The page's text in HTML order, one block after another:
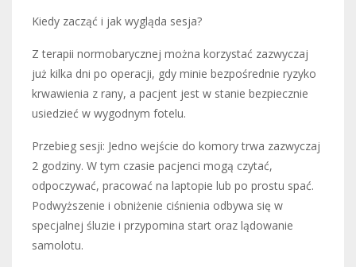
Kiedy zacząć i jak wygląda sesja?
Z terapii normobarycznej można korzystać zazwyczaj
już kilka dni po operacji, gdy minie bezpośrednie ryzyko
krwawienia z rany, a pacjent jest w stanie bezpiecznie
usiedzieć w wygodnym fotelu.
Przebieg sesji: Jedno wejście do komory trwa zazwyczaj
2 godziny. W tym czasie pacjenci mogą czytać,
odpoczywać, pracować na laptopie lub po prostu spać.
Podwyższenie i obniżenie ciśnienia odbywa się w
specjalnej śluzie i przypomina start oraz lądowanie
samolotu.